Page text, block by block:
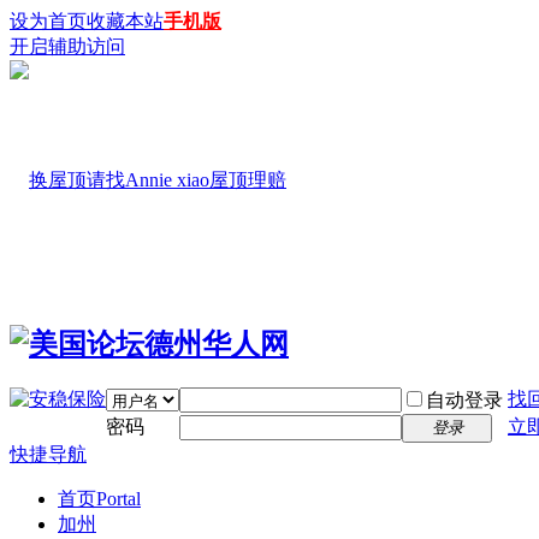
设为首页收藏本站手机版
开启辅助访问
自动登录 找
密码
登录
立
快捷导航
首页Portal
加州